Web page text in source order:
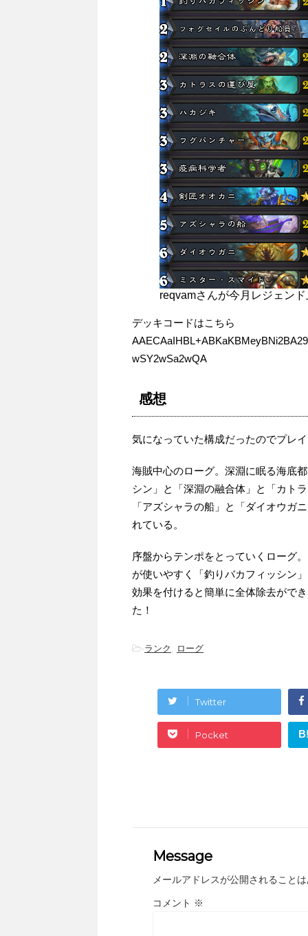
reqvamさんが今月レジェン
デッキコードはこちら
wSY2wSa2wQA
感想
気になっていた構成だったのでプレ
海賊中心のローグ。深淵に眠る海底
シン」と「深淵の融合体」と「カト
「アズシャラの船」と「ダイオウガ
れている。
序盤からテンポをとっていくローグ
が使いやすく「釣りバカフィッシン
効果を付けると簡単に全体除去がで
た！
-ランク , ローグ
Twitter
Pocket
Message
メールアドレスが公開されること
コメント ※